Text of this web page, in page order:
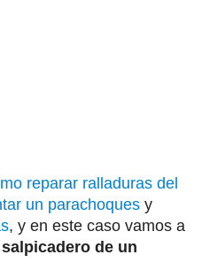
reparar ralladuras del
un parachoques y
, y en este caso vamos a
de un